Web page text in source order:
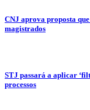
CNJ aprova proposta
magistrados
STJ passará a aplicar
processos